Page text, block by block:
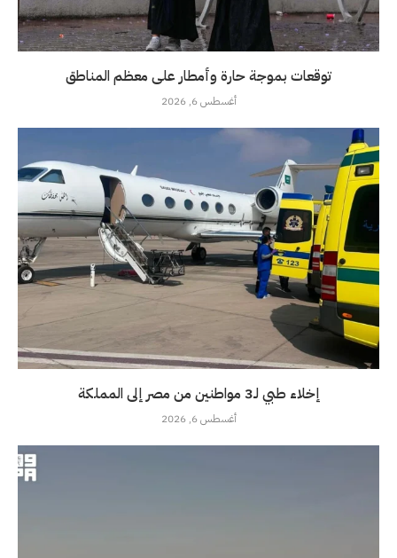
توقعات بموجة حارة وأمطار على معظم المناطق
أغسطس 6, 2026
إخلاء طبي لـ3 مواطنين من مصر إلى المملكة
أغسطس 6, 2026